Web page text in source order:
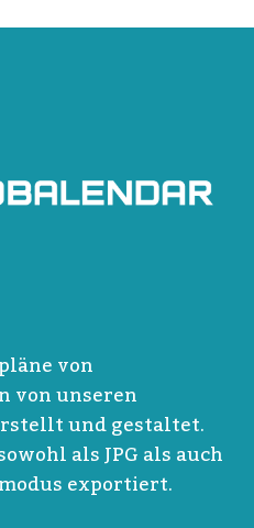
von
von unseren
und gestaltet.
als JPG als auch
exportiert.